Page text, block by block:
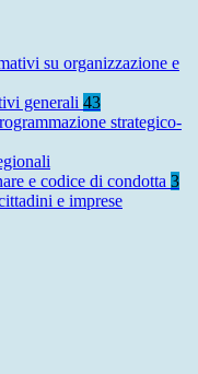
su organizzazione e
generali 43
strategico-
e codice di condotta 3
e imprese